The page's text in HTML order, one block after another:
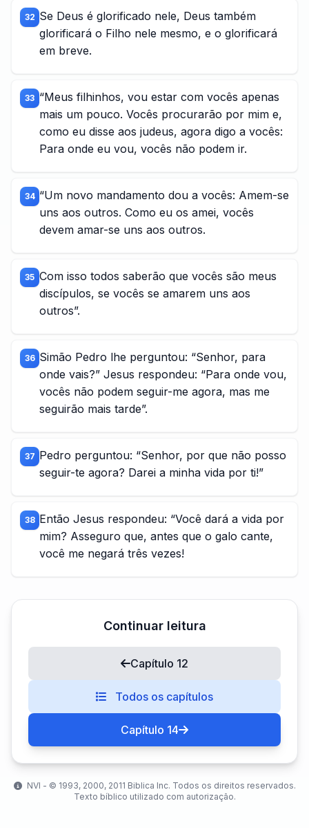
32 Se Deus é glorificado nele, Deus também
glorificará o Filho nele mesmo, e o glorificará
em breve.
33 “Meus filhinhos, vou estar com vocês apenas
mais um pouco. Vocês procurarão por mim e,
como eu disse aos judeus, agora digo a vocês:
Para onde eu vou, vocês não podem ir.
34 “Um novo mandamento dou a vocês: Amem-se
uns aos outros. Como eu os amei, vocês
devem amar-se uns aos outros.
35 Com isso todos saberão que vocês são meus
discípulos, se vocês se amarem uns aos
outros”.
36 Simão Pedro lhe perguntou: “Senhor, para
onde vais?” Jesus respondeu: “Para onde vou,
vocês não podem seguir-me agora, mas me
seguirão mais tarde”.
37 Pedro perguntou: “Senhor, por que não posso
seguir-te agora? Darei a minha vida por ti!”
38 Então Jesus respondeu: “Você dará a vida por
mim? Asseguro que, antes que o galo cante,
você me negará três vezes!
Continuar leitura
Capítulo 12
Todos os capítulos
Capítulo 14
NVI - ©️ 1993, 2000, 2011 Biblica Inc. Todos os direitos reservados.
Texto bíblico utilizado com autorização.